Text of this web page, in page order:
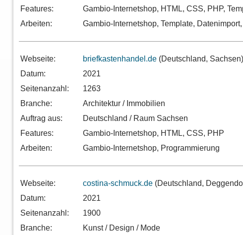
Features:
Gambio-Internetshop, HTML, CSS, PHP,
Arbeiten:
Gambio-Internetshop, Template,
Webseite: briefkastenhandel.de (Deutschland, Sachsen)
Datum:
2021
Seitenanzahl:
1263
Branche:
Architektur / Immobilien
Auftrag aus:
Deutschland / Raum Sachsen
Features:
Gambio-Internetshop, HTML, CSS, PHP
Arbeiten:
Gambio-Internetshop, Programmierung
Webseite: costina-schmuck.de (Deutschland,
Datum:
2021
Seitenanzahl:
1900
Branche:
Kunst / Design / Mode